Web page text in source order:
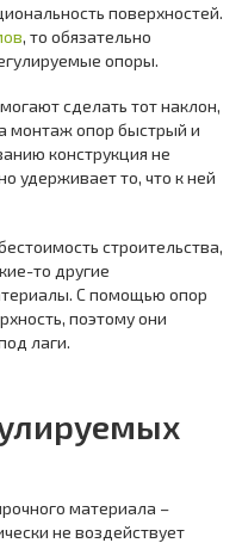
поверхностей.
, то обязательно
опоры.
сделать тот наклон,
монтаж опор быстрый и
конструкция не
удерживает то, что к ней
строительства,
то другие
С помощью опор
поэтому они
лаги.
материала –
не воздействует